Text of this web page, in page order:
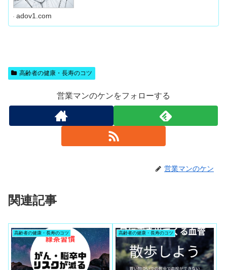
adov1.com
高齢者の健康・長寿のコツ
営業マンのケンをフォローする
営業マンのケン
関連記事
高齢者の健康・長寿のコツ 高齢者の健康・長寿のコツ